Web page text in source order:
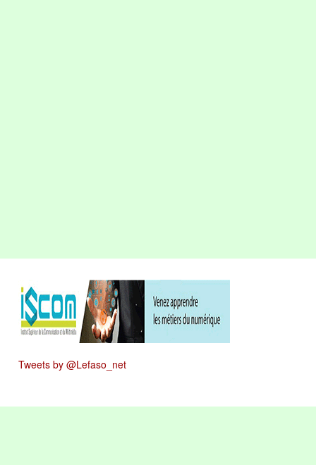
Tweets by @Lefaso_net